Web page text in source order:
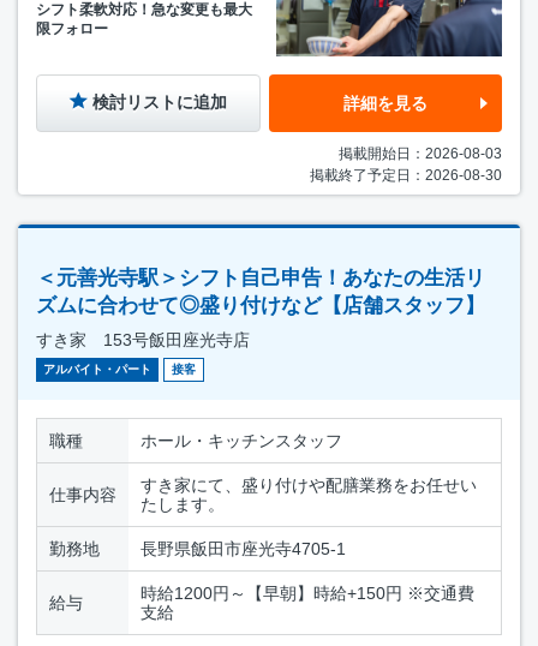
シフト柔軟対応！急な変更も最大
限フォロー
検討リストに追加 詳細を見る
掲載開始日：2026-08-03
掲載終了予定日：2026-08-30
＜元善光寺駅＞シフト自己申告！あなたの生活リ
ズムに合わせて◎盛り付けなど【店舗スタッフ】
すき家 153号飯田座光寺店
アルバイト・パート 接客
職種 ホール・キッチンスタッフ
仕事内容
すき家にて、盛り付けや配膳業務をお任せい
たします。
勤務地 長野県飯田市座光寺4705-1
給与
時給1200円～【早朝】時給+150円 ※交通費
支給